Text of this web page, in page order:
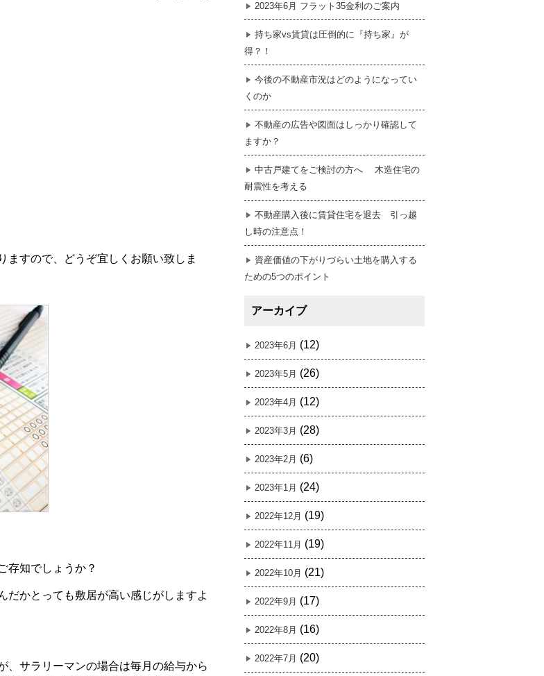
いて
ますので、どうぞ宜しくお願い致しま
存知でしょうか？
だかとっても敷居が高い感じがしますよ
、サラリーマンの場合は毎月の給与から
2023年6月 フラット35金利のご案内
持ち家vs賃貸は圧倒的に『持ち家』が
得？！
今後の不動産市況はどのようになってい
くのか
不動産の広告や図面はしっかり確認して
ますか？
中古戸建てをご検討の方へ 木造住宅の
耐震性を考える
不動産購入後に賃貸住宅を退去 引っ越
し時の注意点！
資産価値の下がりづらい土地を購入する
ための5つのポイント
アーカイブ
2023年6月 (12)
2023年5月 (26)
2023年4月 (12)
2023年3月 (28)
2023年2月 (6)
2023年1月 (24)
2022年12月 (19)
2022年11月 (19)
2022年10月 (21)
2022年9月 (17)
2022年8月 (16)
2022年7月 (20)